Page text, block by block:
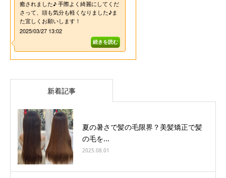
新着記事
夏の暑さで髪の毛限界？美髪矯正で髪
の毛を...
2025.08.01